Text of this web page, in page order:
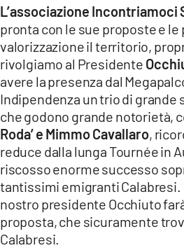
ILREGGINO.IT
COSENZACHANNEL.IT
ILVIBONESE.IT
CATANZAROCHANNEL.IT
LACAPITALENEWS.IT
App
ANDROID
APPLE
L’associazione Incontriamoci
pronta con le sue proposte e
valorizzazione il territorio,
rivolgiamo al Presidente
avere la presenza dal
Indipendenza un trio di grande
che godono grande notorietà,
Roda’ e Mimmo Cavallaro,
reduce dalla lunga Tournée in
riscosso enorme successo
tantissimi emigranti Calabresi.
nostro presidente Occhiuto
proposta, che sicuramente
Calabresi.